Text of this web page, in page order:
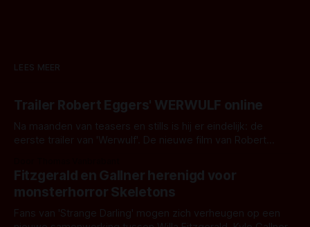
LEES MEER
Trailer Robert Eggers' WERWULF online
Na maanden van teasers en stills is hij er eindelijk: de
eerste trailer van 'Werwulf'. De nieuwe film van Robert
kille stijl vol folklore en mythe. Het topic deze keer is (kon
het het al raden?)... de weerwolf. Kijk je mee?
Fitzgerald en Gallner herenigd voor
monsterhorror Skeletons
Fans van 'Strange Darling' mogen zich verheugen op een